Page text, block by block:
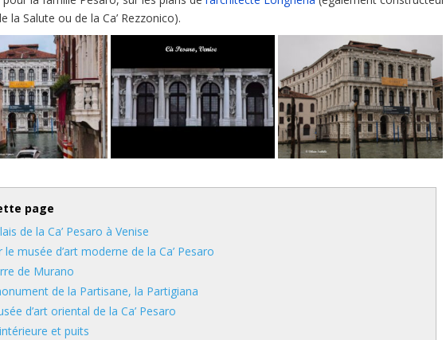
la Salute ou de la Ca’ Rezzonico).
page
de la Ca’ Pesaro à Venise
le musée d’art moderne de la Ca’ Pesaro
de Murano
de la Partisane, la Partigiana
d’art oriental de la Ca’ Pesaro
et puits